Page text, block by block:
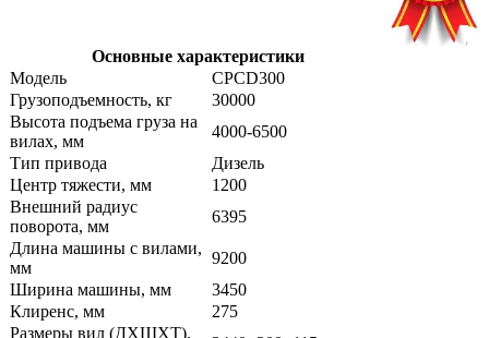
Основные характеристики
Модель
CPCD300
Грузоподъемность, кг
30000
Высота подъема груза на
вилах, мм
4000-6500
Тип привода
Дизель
Центр тяжести, мм
1200
Внешний радиус
поворота, мм
6395
Длина машины с вилами,
мм
9200
Ширина машины, мм
3450
Клиренс, мм
275
Размеры вил (ДXШXТ),